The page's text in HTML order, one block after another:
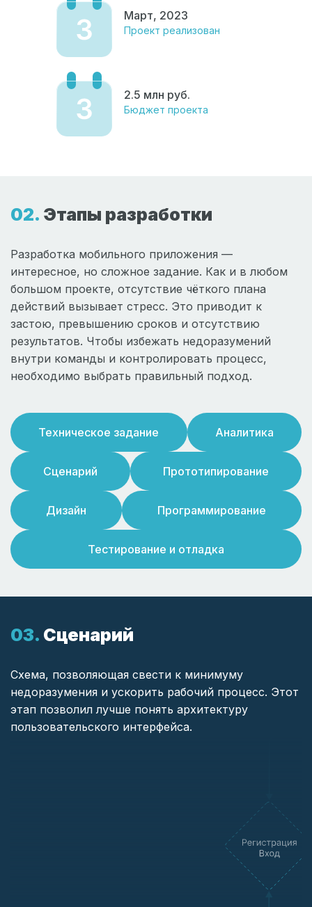
Март, 2023
Проект реализован
2.5 млн руб.
Бюджет проекта
Этапы разработки
Разработка мобильного приложения —
интересное, но сложное задание. Как и в любом
большом проекте, отсутствие чёткого плана
действий вызывает стресс. Это приводит к
застою, превышению сроков и отсутствию
результатов. Чтобы избежать недоразумений
внутри команды и контролировать процесс,
необходимо выбрать правильный подход.
Техническое задание Аналитика
Сценарий Прототипирование
Дизайн Программирование
Тестирование и отладка
Сценарий
Схема, позволяющая свести к минимуму
недоразумения и ускорить рабочий процесс. Этот
этап позволил лучше понять архитектуру
пользовательского интерфейса.